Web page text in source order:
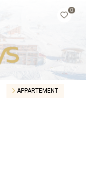
0
APPARTEMENT